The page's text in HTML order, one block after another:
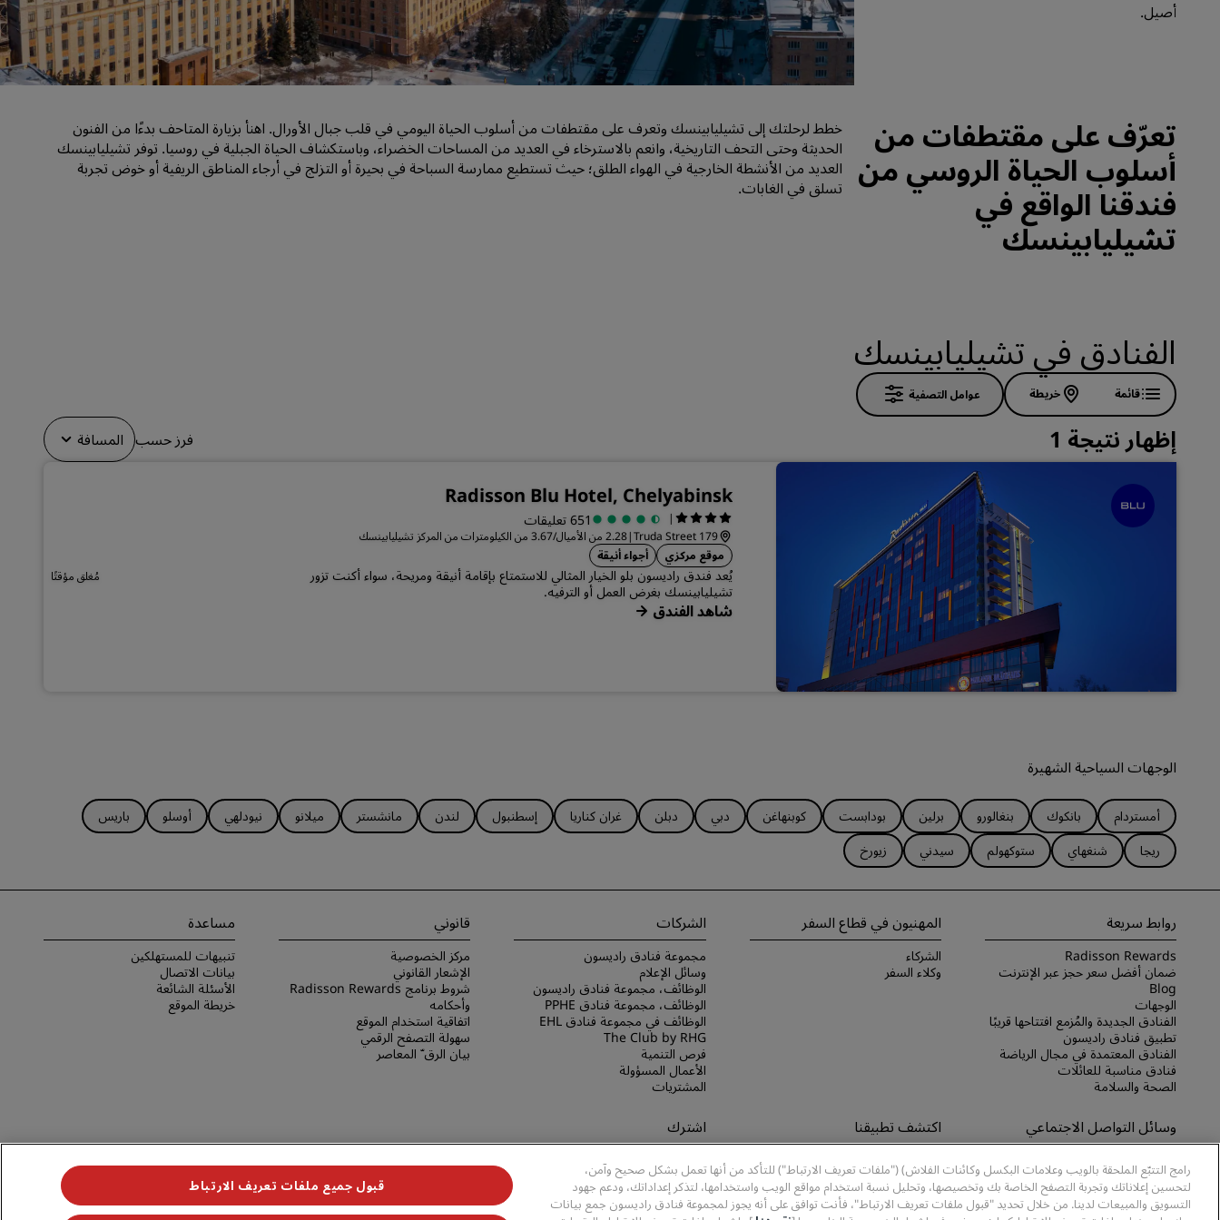
اطلب عرض أسعار
وجهات الفعاليات
حلول الصناعة
البحث عن الرحلات
البحث عن الرحلات
قاعات الزفاف
إقامات مستدامة
إقامات الفرق الرياضية
فنادق في وسط المدينة
تفضل بزيارة مدونتنا
أصيل.
تعرّف على مقتطفات من
أسلوب الحياة الروسي من
فندقنا الواقع في
تشيليابينسك
خطط لرحلتك إلى تشيليابينسك وتعرف على مقتطفات من أسلوب الحياة اليومي في قلب جبال الأورال. اهنأ بزيارة المتاحف بدءًا من الفنون
الحديثة وحتى التحف التاريخية، وانعم بالاسترخاء في العديد من المساحات الخضراء، وباستكشاف الحياة الجبلية في روسيا. توفر تشيليابينسك
العديد من الأنشطة الخارجية في الهواء الطلق؛ حيث تستطيع ممارسة السباحة في بحيرة أو التزلج في أرجاء المناطق الريفية أو خوض تجربة
تسلق في الغابات.
الفنادق في تشيليابينسك
قائمة خريطة عوامل التصفية
إظهار نتيجة 1 فرز حسب المسافة
Radisson Blu Hotel, Chelyabinsk
| 651 تعليقات
Truda Street 179
|2.28 من الأميال/3.67 من الكيلومترات من المركز تشيليابينسك
موقع مركزي
أجواء أنيقة
يُعد فندق راديسون بلو الخيار المثالي للاستمتاع بإقامة أنيقة ومريحة، سواء أكنت تزور
تشيليابينسك بغرض العمل أو الترفيه.
شاهد الفندق
مُغلق مؤقتًا
الوجهات السياحية الشهيرة
أمستردام بانكوك بنغالورو برلين بودابست كوبنهاغن دبي دبلن غران كناريا إسطنبول لندن مانشستر ميلانو نيودلهي أوسلو
باريس
ريجا
شنغهاي ستوكهولم سيدني زيورخ
روابط سريعة
Radisson Rewards
ضمان أفضل سعر حجز عبر الإنترنت
Blog
الوجهات
الفنادق الجديدة والمُزمع افتتاحها قريبًا
تطبيق فنادق راديسون
الفنادق المعتمدة في مجال الرياضة
فنادق مناسبة للعائلات
الصحة والسلامة
المهنيون في قطاع السفر
الشركاء
وكلاء السفر
الشركات
مجموعة فنادق راديسون
وسائل الإعلام
الوظائف، مجموعة فنادق راديسون
الوظائف، مجموعة فنادق PPHE
الوظائف في مجموعة فنادق EHL
The Club by RHG
فرص التنمية
الأعمال المسؤولة
المشتريات
قانوني
مركز الخصوصية
الإشعار القانوني
شروط برنامج Radisson Rewards
وأحكامه
اتفاقية استخدام الموقع
سهولة التصفح الرقمي
بيان الرق ّ المعاصر
مساعدة
تنبيهات للمستهلكين
بيانات الاتصال
الأسئلة الشائعة
خريطة الموقع
وسائل التواصل الاجتماعي اكتشف تطبيقنا اشترك
عروضنا
رامج التتبّع الملحقة بالويب وعلامات البكسل وكائنات الفلاش) ("ملفات تعريف الارتباط") للتأكد من أنها تعمل بشكل صحيح وآمن،
لتحسين إعلاناتك وتجربة التصفح الخاصة بك وتخصيصها، وتحليل نسبة استخدام مواقع الويب واستخدامها، لتذكر إعداداتك، ودعم جهود
التسويق والمبيعات لدينا. من خلال تحديد "قبول ملفات تعريف الارتباط"، فأنت توافق على أنه يجوز لمجموعة فنادق راديسون جمع بيانات
قبول جميع ملفات تعريف الارتباط